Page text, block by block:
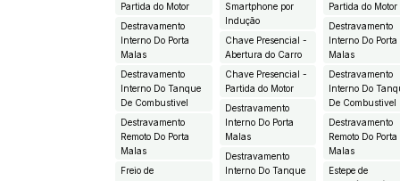
Partida do Motor
Destravamento
Interno Do Porta
Malas
Destravamento
Interno Do Tanque
De Combustivel
Destravamento
Remoto Do Porta
Malas
Freio de
Smartphone por
Indução
Chave Presencial -
Abertura do Carro
Chave Presencial -
Partida do Motor
Destravamento
Interno Do Porta
Malas
Destravamento
Interno Do Tanque
Partida do Motor
Destravamento
Interno Do Porta
Malas
Destravamento
Interno Do
De Combustivel
Destravamento
Remoto Do Porta
Malas
Estepe de